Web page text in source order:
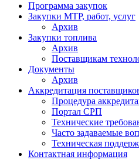
Программа закупок
Закупки МТР, работ, услуг
Архив
Закупки топлива
Архив
Поставщикам
Документы
Архив
Аккредитация
Процедура
Портал СРП
Технические
Часто задаваемые
Техническая
Контактная информация